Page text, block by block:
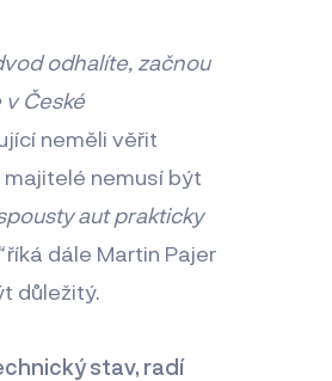
odhalíte, začnou
České
neměli věřit
nemusí být
aut prakticky
říká dále Martin Pajer
důležitý.
stav, radí